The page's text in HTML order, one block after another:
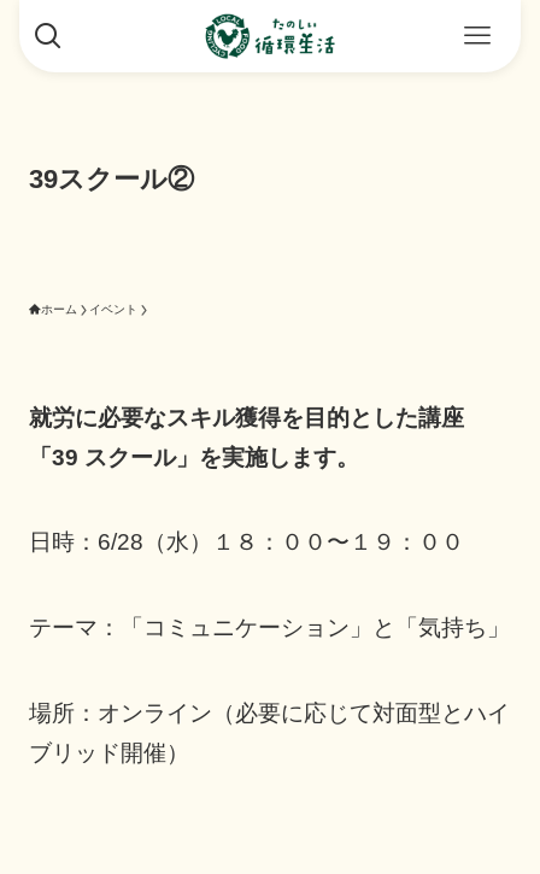
39スクール②
ホーム イベント
就労に必要なスキル獲得を目的とした講座
「39 スクール」を実施します。
日時：6/28（水）１８：００〜１９：００
テーマ：「コミュニケーション」と「気持ち」
場所：オンライン（必要に応じて対面型とハイ
ブリッド開催）